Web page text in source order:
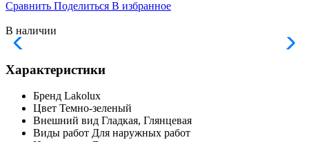
Сравнить Поделиться В избранное
В наличии
Характеристики
Бренд Lakolux
Цвет Темно-зеленый
Внешний вид Гладкая, Глянцевая
Виды работ Для наружных работ